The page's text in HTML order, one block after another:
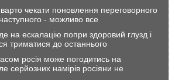
чекати поновлення переговорного
- можливо все
на ескалацію попри здоровий глузд і
триматися до останнього
росія може погодитись на
серйозних намірів росіяни не